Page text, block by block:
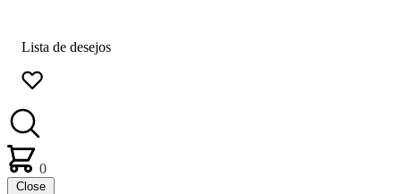
Lista de desejos
0
Close